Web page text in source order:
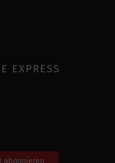
EXPRESS
abonnieren